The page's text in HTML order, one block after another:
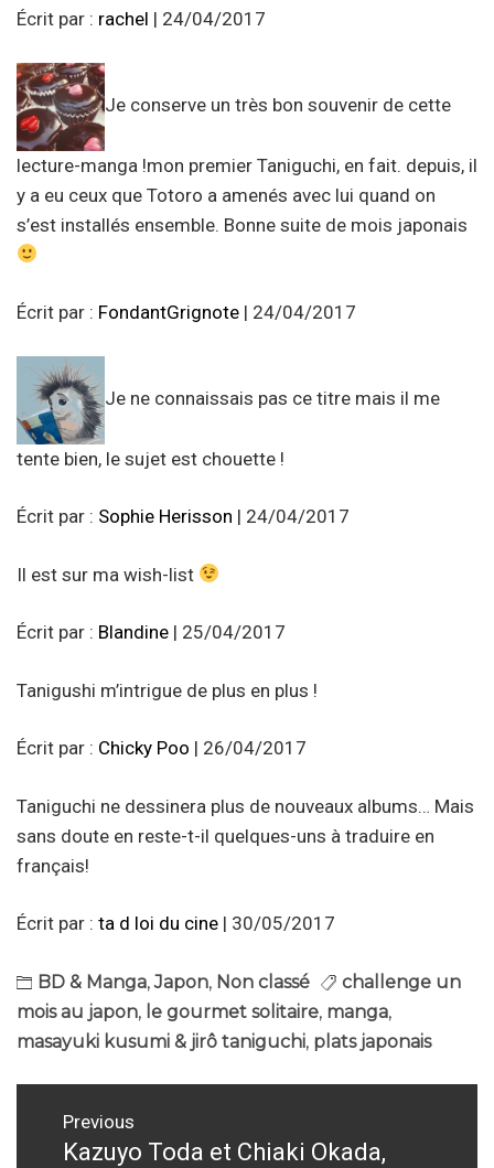
Écrit par : rachel | 24/04/2017
Je conserve un très bon souvenir de cette
lecture-manga !mon premier Taniguchi, en fait. depuis, il
y a eu ceux que Totoro a amenés avec lui quand on
s’est installés ensemble. Bonne suite de mois japonais
Écrit par : FondantGrignote | 24/04/2017
Je ne connaissais pas ce titre mais il me
tente bien, le sujet est chouette !
Écrit par : Sophie Herisson | 24/04/2017
Il est sur ma wish-list
Écrit par : Blandine | 25/04/2017
Tanigushi m’intrigue de plus en plus !
Écrit par : Chicky Poo | 26/04/2017
Taniguchi ne dessinera plus de nouveaux albums… Mais
sans doute en reste-t-il quelques-uns à traduire en
français!
Écrit par : ta d loi du cine | 30/05/2017
BD & Manga, Japon, Non classé
challenge un
mois au japon, le gourmet solitaire, manga,
masayuki kusumi & jirô taniguchi, plats japonais
Navigation
Previous
Previous
Kazuyo Toda et Chiaki Okada,